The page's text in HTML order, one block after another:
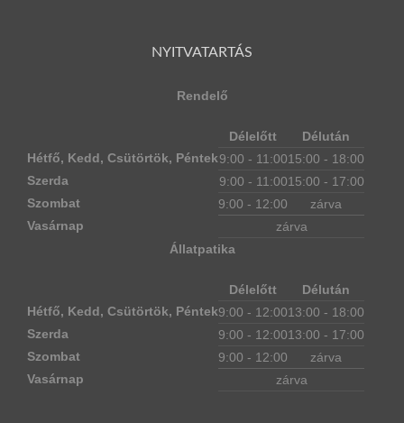
NYITVATARTÁS
Rendelő
Délelőtt
Délután
Hétfő, Kedd, Csütörtök, Péntek9:00 - 11:0015:00 - 18:00
Szerda
9:00 - 11:0015:00 - 17:00
Szombat
9:00 - 12:00
zárva
Vasárnap
zárva
Állatpatika
Délelőtt
Délután
Hétfő, Kedd, Csütörtök, Péntek9:00 - 12:0013:00 - 18:00
Szerda
9:00 - 12:0013:00 - 17:00
Szombat
9:00 - 12:00
zárva
Vasárnap
zárva